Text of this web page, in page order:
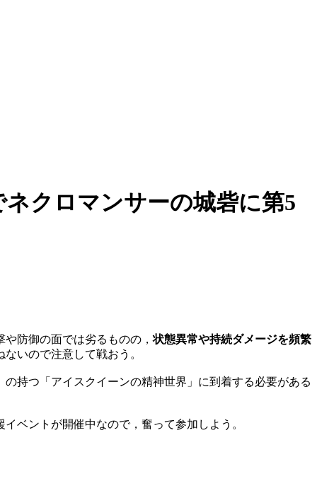
クロマンサーの城砦に第5
防御の面では劣るものの，状態異常や持続ダメージを頻繁
いので注意して戦おう。
持つ「アイスクイーンの精神世界」に到着する必要がある
ベントが開催中なので，奮って参加しよう。